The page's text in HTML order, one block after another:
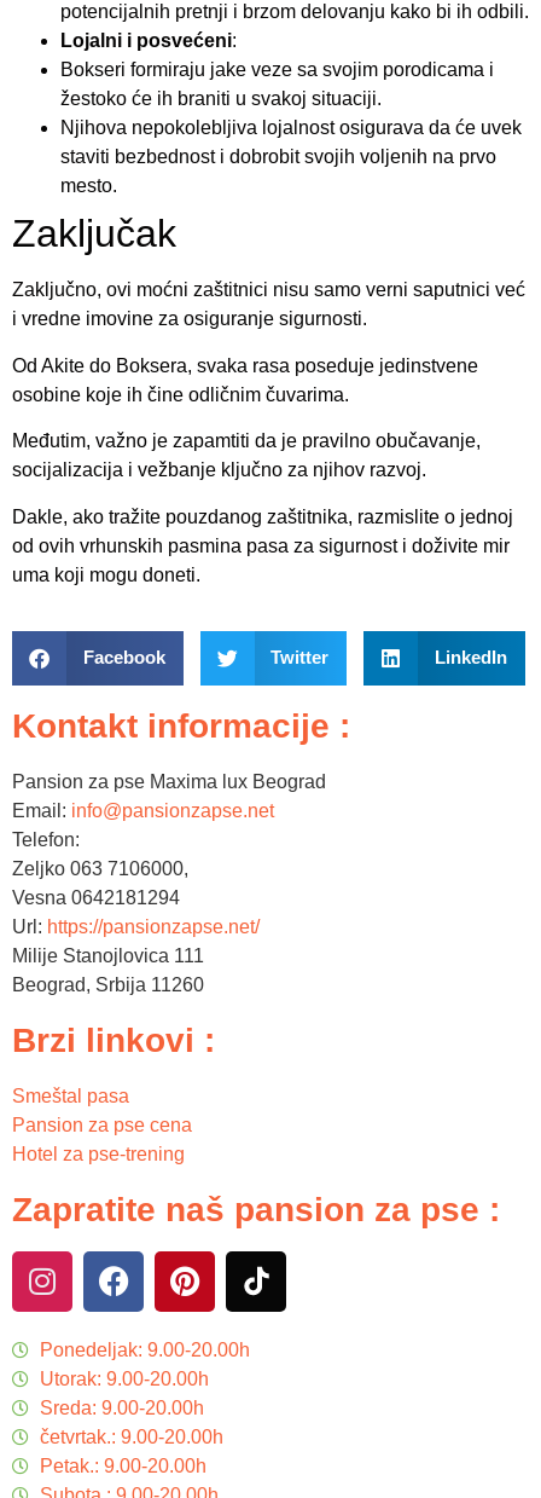
potencijalnih pretnji i brzom delovanju kako bi ih odbili.
Lojalni i posvećeni:
Bokseri formiraju jake veze sa svojim porodicama i
žestoko će ih braniti u svakoj situaciji.
Njihova nepokolebljiva lojalnost osigurava da će uvek
staviti bezbednost i dobrobit svojih voljenih na prvo
mesto.
Zaključak
Zaključno, ovi moćni zaštitnici nisu samo verni saputnici već
i vredne imovine za osiguranje sigurnosti.
Od Akite do Boksera, svaka rasa poseduje jedinstvene
osobine koje ih čine odličnim čuvarima.
Međutim, važno je zapamtiti da je pravilno obučavanje,
socijalizacija i vežbanje ključno za njihov razvoj.
Dakle, ako tražite pouzdanog zaštitnika, razmislite o jednoj
od ovih vrhunskih pasmina pasa za sigurnost i doživite mir
uma koji mogu doneti.
Facebook Twitter LinkedIn
Kontakt informacije :
Pansion za pse Maxima lux Beograd
Email: info@pansionzapse.net
Telefon:
Zeljko 063 7106000,
Vesna 0642181294
Url: https://pansionzapse.net/
Milije Stanojlovica 111
Beograd, Srbija 11260
Brzi linkovi :
Smeštal pasa
Pansion za pse cena
Hotel za pse-trening
Zapratite naš pansion za pse :
Ponedeljak: 9.00-20.00h
Utorak: 9.00-20.00h
Sreda: 9.00-20.00h
četvrtak.: 9.00-20.00h
Petak.: 9.00-20.00h